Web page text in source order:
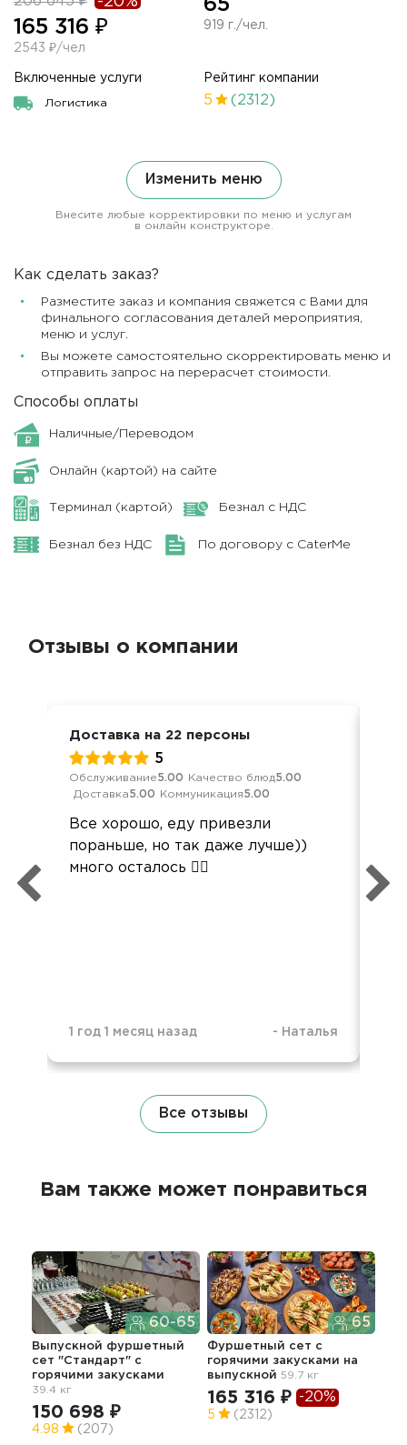
165 316 ₽
2543 ₽/чел
65
919 г./чел.
Включенные услуги
Логистика
Рейтинг компании
5 (2312)
Изменить меню
Внесите любые корректировки по меню и услугам
в онлайн конструкторе.
Как сделать заказ?
Разместите заказ и компания свяжется с Вами для
финального согласования деталей мероприятия,
меню и услуг.
Вы можете самостоятельно скорректировать меню и
отправить запрос на перерасчет стоимости.
Способы оплаты
Наличные/Переводом
Онлайн (картой) на сайте
Терминал (картой) Безнал с НДС
Безнал без НДС По договору с CaterMe
Отзывы о компании
Доставка на 22 персоны
5
Обслуживание5.00 Качество блюд5.00
Доставка5.00 Коммуникация5.00
Все хорошо, еду привезли
пораньше, но так даже лучше))
много осталось 🤷‍♀️
1 год 1 месяц назад - Наталья
Все отзывы
Вам также может понравиться
60-65
Выпускной фуршетный
сет "Стандарт" с
горячими закусками
39.4 кг
150 698 ₽
4.98 (207)
65
Фуршетный сет с
горячими закусками на
выпускной 59.7 кг
165 316 ₽ -20%
5 (2312)